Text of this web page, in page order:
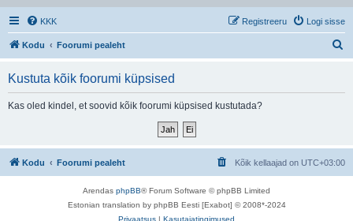
KKK Logi sisse
Registreeru
Kodu Foorumi pealeht
Kustuta kõik foorumi küpsised
Kas oled kindel, et soovid kõik foorumi küpsised kustutada?
Kodu Foorumi pealeht Kõik kellaajad on UTC+03:00
Arendas phpBB® Forum Software © phpBB Limited
Estonian translation by phpBB Eesti [Exabot] © 2008*-2024
Privaatsus | Kasutajatingimused